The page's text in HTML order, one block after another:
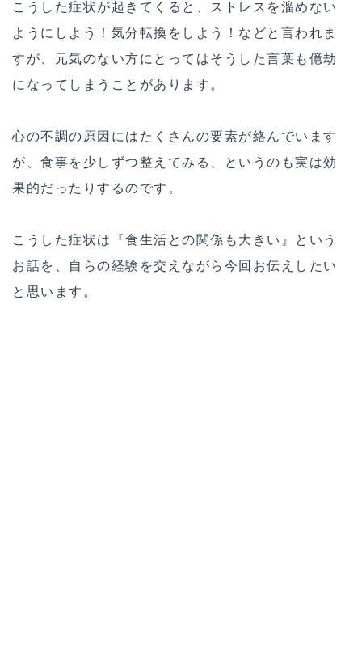
こうした症状が起きてくると、ストレスを溜めない
ようにしよう！気分転換をしよう！などと言われま
すが、元気のない方にとってはそうした言葉も億劫
になってしまうことがあります。
心の不調の原因にはたくさんの要素が絡んでいます
が、食事を少しずつ整えてみる、というのも実は効
果的だったりするのです。
こうした症状は『食生活との関係も大きい』という
お話を、自らの経験を交えながら今回お伝えしたい
と思います。